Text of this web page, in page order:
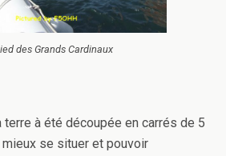
des Grands Cardinaux
terre à été découpée en carrés de 5
se situer et pouvoir